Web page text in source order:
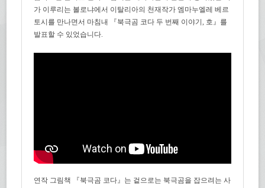
가 이루리는 볼로냐에서 이탈리아의 천재작가 엠마누엘레 베르
토시를 만나면서 마침내 『북극곰 코다 두 번째 이야기, 호』를
발표할 수 있었습니다.
연작 그림책 『북극곰 코다』는 겉으로는 북극곰을 잡으려는 사